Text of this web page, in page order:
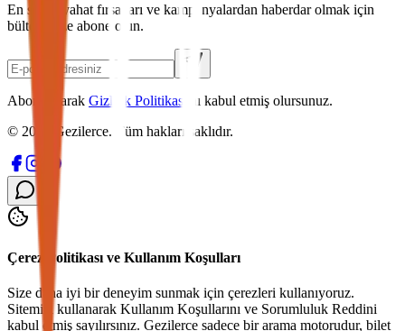
En son seyahat fırsatları ve kampanyalardan haberdar olmak için
bültenimize abone olun.
Abone olarak Gizlilik Politikası
'nı kabul etmiş olursunuz.
© 2026 Gezilerce. Tüm hakları saklıdır.
Çerez Politikası ve Kullanım Koşulları
Size daha iyi bir deneyim sunmak için çerezleri kullanıyoruz.
Sitemizi kullanarak Kullanım Koşullarını ve Sorumluluk Reddini
kabul etmiş sayılırsınız. Gezilerce sadece bir arama motorudur, bilet